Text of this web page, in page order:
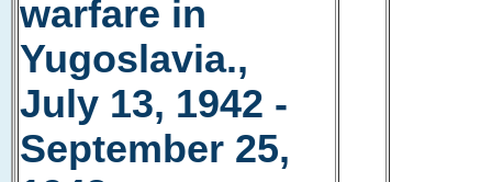
warfare in
Yugoslavia.,
July 13, 1942 -
September 25,